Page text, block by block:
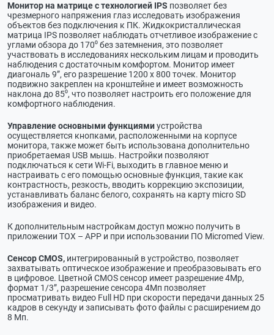
Монитор на матрице с технологией IPS позволяет без
чрезмерного напряжения глаз исследовать изображения
объектов без подключения к ПК. Жидкокристаллическая
матрица IPS позволяет наблюдать отчетливое изображение с
углами обзора до 170⁰ без затемнения, это позволяет
участвовать в исследованиях нескольким лицам и проводить
наблюдения с достаточным комфортом. Монитор имеет
диагональ 9”, его разрешение 1200 х 800 точек. Монитор
подвижно закреплен на кронштейне и имеет возможность
наклона до 85⁰, что позволяет настроить его положение для
комфортного наблюдения.
Управление основными функциямиустройства
осуществляется кнопками, расположенными на корпусе
монитора, также может быть использована дополнительно
приобретаемая USB мышь. Настройки позволяют
подключаться к сети Wi-Fi, выходить в главное меню и
настраивать с его помощью основные функция, такие как
контрастность, резкость, вводить коррекцию экспозиции,
устанавливать баланс белого, сохранять на карту micro SD
изображения и видео.
К дополнительным настройкам доступ можно получить в
приложении TOX – APP и при использовании ПО Micromed View.
Сенсор CMOS, интегрированный в устройство, позволяет
захватывать оптическое изображение и преобразовывать его
в цифровое. Цветной CMOS сенсор имеет разрешение 4Мр,
формат 1/3”, разрешение сенсора 4Мп позволяет
просматривать видео Full HD при скорости передачи данных 25
кадров в секунду и записывать фото файлы с расширением до
8 Мп.